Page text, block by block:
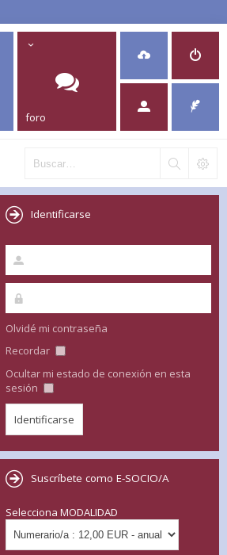
foro
Identificarse
Olvidé mi contraseña
Recordar
Ocultar mi estado de conexión en esta
sesión
Suscríbete como E-SOCIO/A
Selecciona MODALIDAD